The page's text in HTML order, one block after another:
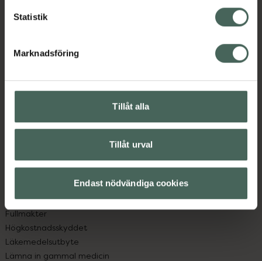
Statistik
Marknadsföring
Tillåt alla
Tillåt urval
Endast nödvändiga cookies
hjälpa just dig att må lite bättre. Välkommen att prata
med oss.
Kundservice
Vanliga frågor
Hitta apotek
Leverans, betalning och retur
App
Om recept och läkemedel
Fullmakter
Högkostnadsskyddet
Läkemedelsutbyte
Lämna in gammal medicin